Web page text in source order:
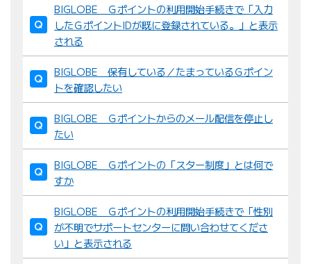
BIGLOBE Ｇポイントの利用開始手続きで「入力
したＧポイントIDが既に登録されている。」と表示
される
BIGLOBE 保有している／たまっているＧポイン
トを確認したい
BIGLOBE Ｇポイントからのメール配信を停止し
たい
BIGLOBE Ｇポイントの「スター制度」とは何で
すか
BIGLOBE Ｇポイントの利用開始手続きで「性別
が不明でサポートセンターに問い合わせてくださ
い」と表示される